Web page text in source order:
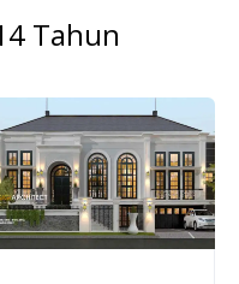
Tahun